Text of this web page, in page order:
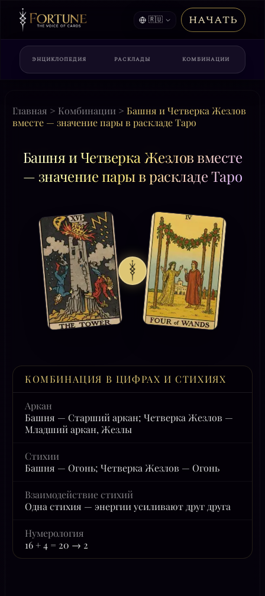
🇷🇺 НАЧАТЬ
ЭНЦИКЛОПЕДИЯ РАСКЛАДЫ КОМБИНАЦИИ
Главная > Комбинации > Башня и Четверка Жезлов
вместе — значение пары в раскладе Таро
Башня и Четверка Жезлов вместе
— значение пары в раскладе Таро
КОМБИНАЦИЯ В ЦИФРАХ И СТИХИЯХ
Аркан
Башня — Старший аркан; Четверка Жезлов —
Младший аркан, Жезлы
Стихии
Башня — Огонь; Четверка Жезлов — Огонь
Взаимодействие стихий
Одна стихия — энергии усиливают друг друга
Нумерология
16 + 4 = 20 → 2